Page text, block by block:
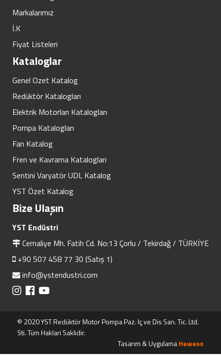
Markalarımız
İ.K
Fiyat Listeleri
Kataloglar
Genel Ozet Katalog
Redüktör Katalogları
Elektrik Motorları Katalogları
Pompa Katalogları
Fan Katalog
Fren ve Kavrama Katalogları
Sentini Varyatör UDL Katalog
YST Özet Katalog
Bize Ulaşın
YST Endüstri
Cemaliye Mh. Fatih Cd. No:13 Çorlu / Tekirdağ / TÜRKİYE
+90 507 458 77 30 (Satış 1)
info@ystendustri.com
© 2020 YST Redüktör Motor Pompa Paz. Iç ve Dis San. Tic. Ltd.
Sti. Tüm Haklari Saklidir.
Tasarım & UygulamaHeweso